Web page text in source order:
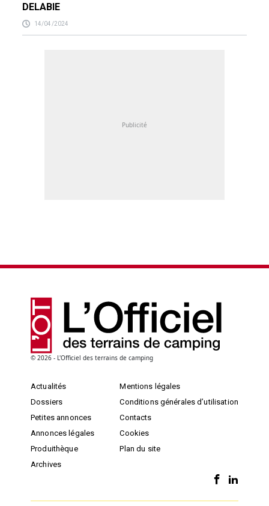
DELABIE
14/04/2024
© 2026 - L'Officiel des terrains de camping
Actualités
Dossiers
Petites annonces
Annonces légales
Produithèque
Archives
Mentions légales
Conditions générales d’utilisation
Contacts
Cookies
Plan du site